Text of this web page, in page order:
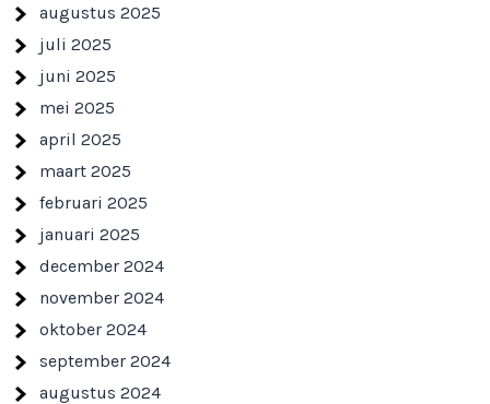
augustus 2025
juli 2025
juni 2025
mei 2025
april 2025
maart 2025
februari 2025
januari 2025
december 2024
november 2024
oktober 2024
september 2024
augustus 2024